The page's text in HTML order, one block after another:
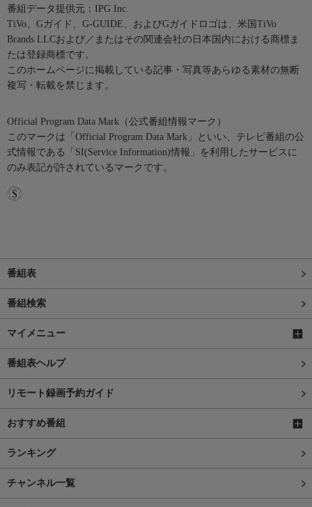
番組データ提供元：IPG Inc.
TiVo、Gガイド、G-GUIDE、およびGガイドロゴは、米国TiVo
Brands LLCおよび／またはその関連会社の日本国内における商標ま
たは登録商標です。
このホームページに掲載している記事・写真等あらゆる素材の無断
複写・転載を禁じます。
Official Program Data Mark（公式番組情報マーク）
このマークは「Official Program Data Mark」といい、テレビ番組の公
式情報である「SI(Service Information)情報」を利用したサービスに
のみ表記が許されているマークです。
番組表
番組検索
マイメニュー
番組表ヘルプ
リモート録画予約ガイド
おすすめ番組
ランキング
チャンネル一覧